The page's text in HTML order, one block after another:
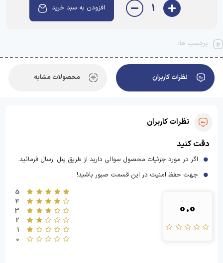
1 افزودن به سبد خرید
برچسب ها:
نظرات کاربران محصولات مشابه
نظرات کاربران
دقت کنید
اگر در مورد جزئیات محصول سوالی دارید از طریق پنل ارسال فرمائید.
جهت حفظ امنیت در این قسمت صبور باشید!
0.0
5
4
3
2
1
0